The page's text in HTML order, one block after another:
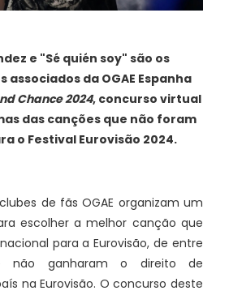
e "Sé quién soy" são os
associados da OGAE Espanha
Chance 2024, concurso virtual
das canções que não foram
o Festival Eurovisão 2024.
de fãs OGAE organizam um
escolher a melhor canção que
para a Eurovisão, de entre
não ganharam o direito de
na Eurovisão. O concurso deste